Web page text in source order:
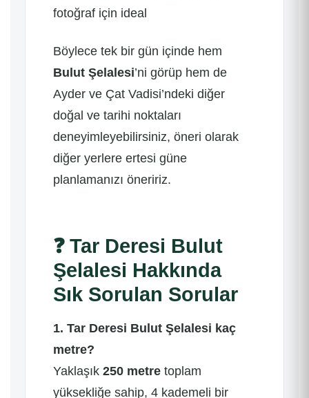
fotoğraf için ideal
Böylece tek bir gün içinde hem
Bulut Şelalesi’ni görüp hem de
Ayder ve Çat Vadisi’ndeki diğer
doğal ve tarihi noktaları
deneyimleyebilirsiniz, öneri olarak
diğer yerlere ertesi güne
planlamanızı öneririz.
❓ Tar Deresi Bulut
Şelalesi Hakkında
Sık Sorulan Sorular
1. Tar Deresi Bulut Şelalesi kaç
metre?
Yaklaşık 250 metretoplam
yüksekliğe sahip, 4 kademeli bir